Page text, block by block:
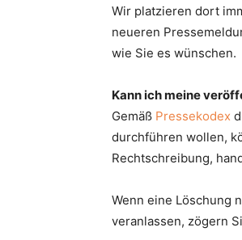
Wir platzieren dort
neueren
wie Sie es wünschen.
Kann ich meine
Gemäß Pressekodex
durchführen wollen,
Rechtschreibung,
Wenn eine Löschung
veranlassen, zögern